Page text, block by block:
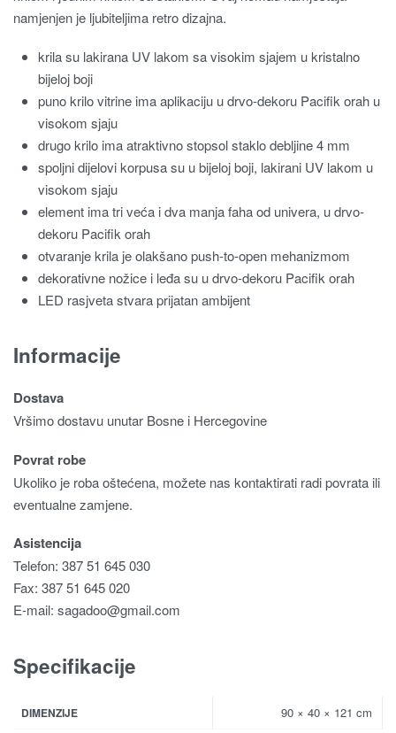
namjenjen je ljubiteljima retro dizajna.
krila su lakirana UV lakom sa visokim sjajem u kristalno
bijeloj boji
puno krilo vitrine ima aplikaciju u drvo-dekoru Pacifik orah u
visokom sjaju
drugo krilo ima atraktivno stopsol staklo debljine 4 mm
spoljni dijelovi korpusa su u bijeloj boji, lakirani UV lakom u
visokom sjaju
element ima tri veća i dva manja faha od univera, u drvo-
dekoru Pacifik orah
otvaranje krila je olakšano push-to-open mehanizmom
dekorativne nožice i leđa su u drvo-dekoru Pacifik orah
LED rasjveta stvara prijatan ambijent
Informacije
Dostava
Vršimo dostavu unutar Bosne i Hercegovine
Povrat robe
Ukoliko je roba oštećena, možete nas kontaktirati radi povrata ili
eventualne zamjene.
Asistencija
Telefon: 387 51 645 030
Fax: 387 51 645 020
E-mail: sagadoo@gmail.com
Specifikacije
DIMENZIJE 90 × 40 × 121 cm